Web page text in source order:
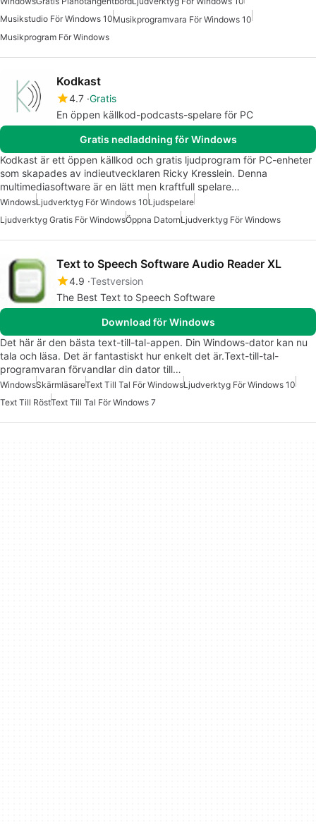
Musikstudio För Windows 10Musikprogramvara För Windows 10
Musikprogram För Windows
Kodkast
4.7 Gratis
En öppen källkod-podcasts-spelare för PC
Gratis nedladdning för Windows
Kodkast är ett öppen källkod och gratis ljudprogram för PC-enheter
som skapades av indieutvecklaren Ricky Kresslein. Denna
multimediasoftware är en lätt men kraftfull spelare…
WindowsLjudverktyg För Windows 10Ljudspelare
Ljudverktyg Gratis För WindowsÖppna DatornLjudverktyg För Windows
Text to Speech Software Audio Reader XL
4.9 Testversion
The Best Text to Speech Software
Download för Windows
Det här är den bästa text-till-tal-appen. Din Windows-dator kan nu
tala och läsa. Det är fantastiskt hur enkelt det är.Text-till-tal-
programvaran förvandlar din dator till…
WindowsSkärmläsareText Till Tal För WindowsLjudverktyg För Windows 10
Text Till RöstText Till Tal För Windows 7